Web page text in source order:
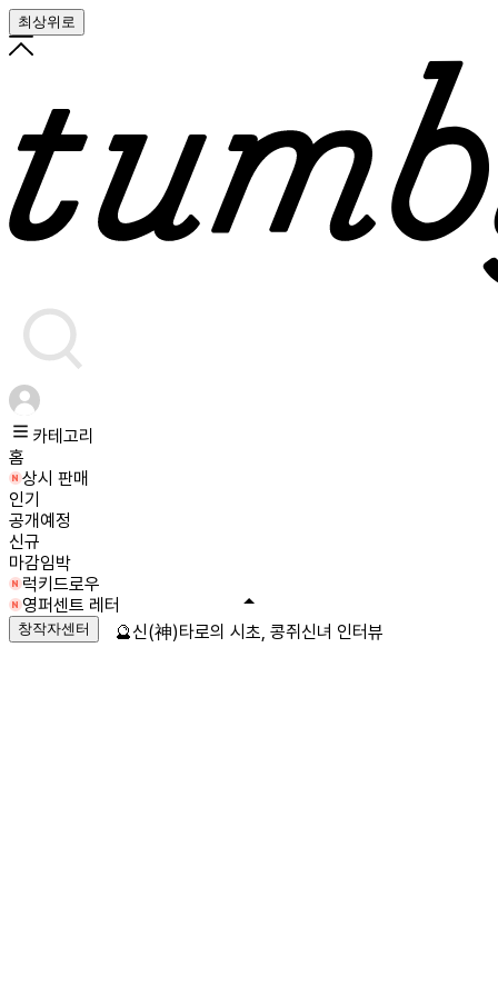
최상위로
카테고리
홈
상시 판매
인기
공개예정
신규
마감임박
럭키드로우
영퍼센트 레터
창작자센터 🔮신(神)타로의 시초, 콩쥐신녀 인터뷰